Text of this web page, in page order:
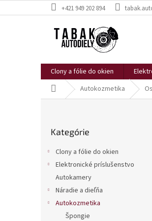
na
+421 949 202 894
Clony a fólie do okien
DomovAutokozmetika
kategórie
Kategórie
Clony a fólie do okien
Elektronické príslušenstvo
Autokamery
Náradie a dieľňa
Autokozmetika
Špongie